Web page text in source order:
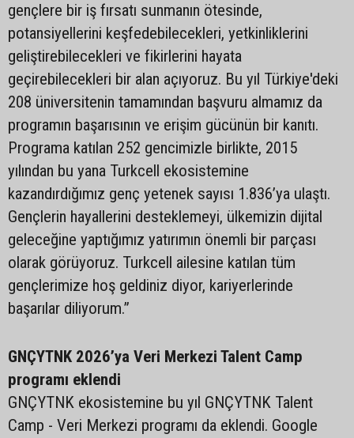
gençlere bir iş fırsatı sunmanın ötesinde,
potansiyellerini keşfedebilecekleri, yetkinliklerini
geliştirebilecekleri ve fikirlerini hayata
geçirebilecekleri bir alan açıyoruz. Bu yıl Türkiye'deki
208 üniversitenin tamamından başvuru almamız da
programın başarısının ve erişim gücünün bir kanıtı.
Programa katılan 252 gencimizle birlikte, 2015
yılından bu yana Turkcell ekosistemine
kazandırdığımız genç yetenek sayısı 1.836’ya ulaştı.
Gençlerin hayallerini desteklemeyi, ülkemizin dijital
geleceğine yaptığımız yatırımın önemli bir parçası
olarak görüyoruz. Turkcell ailesine katılan tüm
gençlerimize hoş geldiniz diyor, kariyerlerinde
başarılar diliyorum.”
GNÇYTNK 2026’ya Veri Merkezi Talent Camp
programı eklendi
GNÇYTNK ekosistemine bu yıl GNÇYTNK Talent
Camp - Veri Merkezi programı da eklendi. Google